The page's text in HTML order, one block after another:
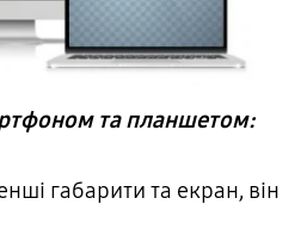
та планшетом:
габарити та екран, він